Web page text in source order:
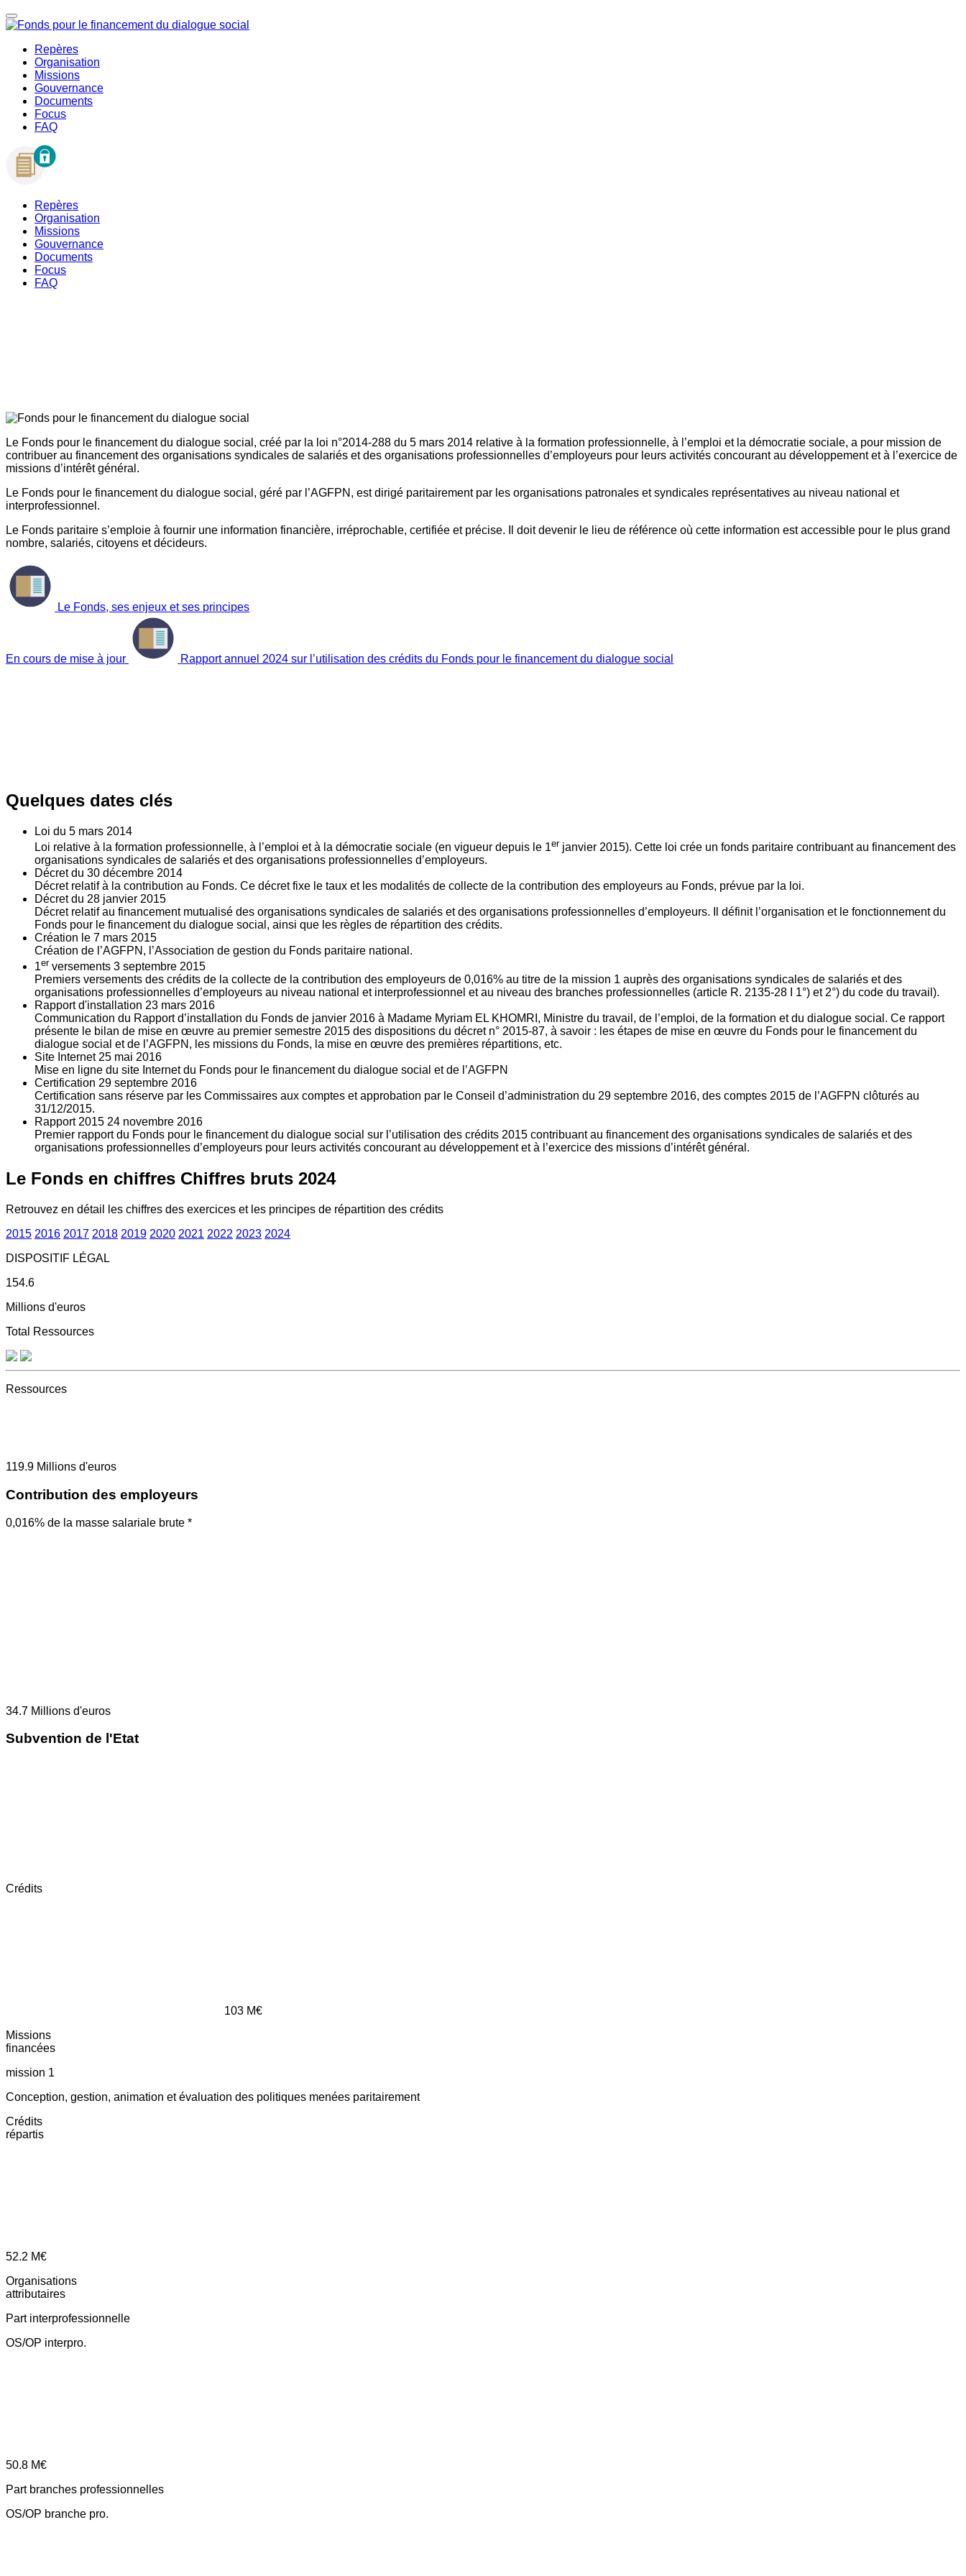
Repères
Organisation
Missions
Gouvernance
Documents
Focus
FAQ
Repères
Organisation
Missions
Gouvernance
Documents
Focus
FAQ
Le Fonds pour le financement du dialogue social, créé par la loi n°2014-288 du 5 mars 2014 relative à la formation professionnelle, à l’emploi et la démocratie sociale, a pour mission de
contribuer au financement des organisations syndicales de salariés et des organisations professionnelles d’employeurs pour leurs activités concourant au développement et à l’exercice de
missions d’intérêt général.
Le Fonds pour le financement du dialogue social, géré par l’AGFPN, est dirigé paritairement par les organisations patronales et syndicales représentatives au niveau national et
interprofessionnel.
Le Fonds paritaire s’emploie à fournir une information financière, irréprochable, certifiée et précise. Il doit devenir le lieu de référence où cette information est accessible pour le plus grand
nombre, salariés, citoyens et décideurs.
Le Fonds, ses enjeux et ses principes
En cours de mise à jour Rapport annuel 2024 sur l’utilisation des crédits du Fonds pour le financement du dialogue social
Quelques dates clés
Loi du 5 mars 2014
Loi relative à la formation professionnelle, à l’emploi et à la démocratie sociale (en vigueur depuis le 1er janvier 2015). Cette loi crée un fonds paritaire contribuant au financement des
organisations syndicales de salariés et des organisations professionnelles d’employeurs.
Décret du 30 décembre 2014
Décret relatif à la contribution au Fonds. Ce décret fixe le taux et les modalités de collecte de la contribution des employeurs au Fonds, prévue par la loi.
Décret du 28 janvier 2015
Décret relatif au financement mutualisé des organisations syndicales de salariés et des organisations professionnelles d’employeurs. Il définit l’organisation et le fonctionnement du
Fonds pour le financement du dialogue social, ainsi que les règles de répartition des crédits.
Création le 7 mars 2015
Création de l’AGFPN, l’Association de gestion du Fonds paritaire national.
1er versements 3 septembre 2015
Premiers versements des crédits de la collecte de la contribution des employeurs de 0,016% au titre de la mission 1 auprès des organisations syndicales de salariés et des
organisations professionnelles d’employeurs au niveau national et interprofessionnel et au niveau des branches professionnelles (article R. 2135‐28 I 1°) et 2°) du code du travail).
Rapport d'installation 23 mars 2016
Communication du Rapport d’installation du Fonds de janvier 2016 à Madame Myriam EL KHOMRI, Ministre du travail, de l’emploi, de la formation et du dialogue social. Ce rapport
présente le bilan de mise en œuvre au premier semestre 2015 des dispositions du décret n° 2015-87, à savoir : les étapes de mise en œuvre du Fonds pour le financement du
dialogue social et de l’AGFPN, les missions du Fonds, la mise en œuvre des premières répartitions, etc.
Site Internet 25 mai 2016
Mise en ligne du site Internet du Fonds pour le financement du dialogue social et de l’AGFPN
Certification 29 septembre 2016
Certification sans réserve par les Commissaires aux comptes et approbation par le Conseil d’administration du 29 septembre 2016, des comptes 2015 de l’AGFPN clôturés au
31/12/2015.
Rapport 2015 24 novembre 2016
Premier rapport du Fonds pour le financement du dialogue social sur l’utilisation des crédits 2015 contribuant au financement des organisations syndicales de salariés et des
organisations professionnelles d’employeurs pour leurs activités concourant au développement et à l’exercice des missions d’intérêt général.
Le Fonds en chiffres Chiffres bruts 2024
Retrouvez en détail les chiffres des exercices et les principes de répartition des crédits
2015 2016 2017 2018 2019 2020 2021 2022 2023 2024
DISPOSITIF LÉGAL
154.6
Millions d'euros
Total Ressources
Ressources
119.9 Millions d'euros
Contribution des employeurs
0,016% de la masse salariale brute *
34.7 Millions d'euros
Subvention de l'Etat
Crédits
103 M€
Missions
financées
mission 1
Conception, gestion, animation et évaluation des politiques menées paritairement
Crédits
répartis
52.2 M€
Organisations
attributaires
Part interprofessionnelle
OS/OP interpro.
50.8 M€
Part branches professionnelles
OS/OP branche pro.